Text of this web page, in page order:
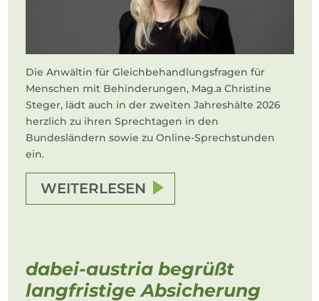
Die Anwältin für Gleichbehandlungsfragen für
Menschen mit Behinderungen, Mag.a Christine
Steger, lädt auch in der zweiten Jahreshälte 2026
herzlich zu ihren Sprechtagen in den
Bundesländern sowie zu Online-Sprechstunden
ein.
WEITERLESEN
dabei-austria begrüßt
langfristige Absicherung